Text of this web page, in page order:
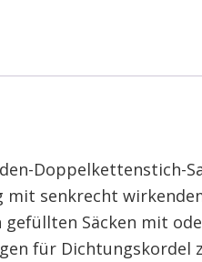
Doppelkettenstich-
senkrecht
gefüllten Säcken mit
für Dichtungskordel